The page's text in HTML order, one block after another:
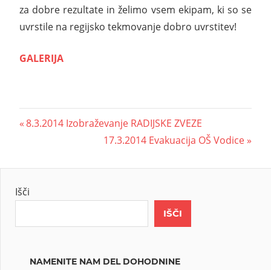
za dobre rezultate in želimo vsem ekipam, ki so se
uvrstile na regijsko tekmovanje dobro uvrstitev!
GALERIJA
8.3.2014 Izobraževanje RADIJSKE ZVEZE
17.3.2014 Evakuacija OŠ Vodice
Išči
IŠČI
NAMENITE NAM DEL DOHODNINE